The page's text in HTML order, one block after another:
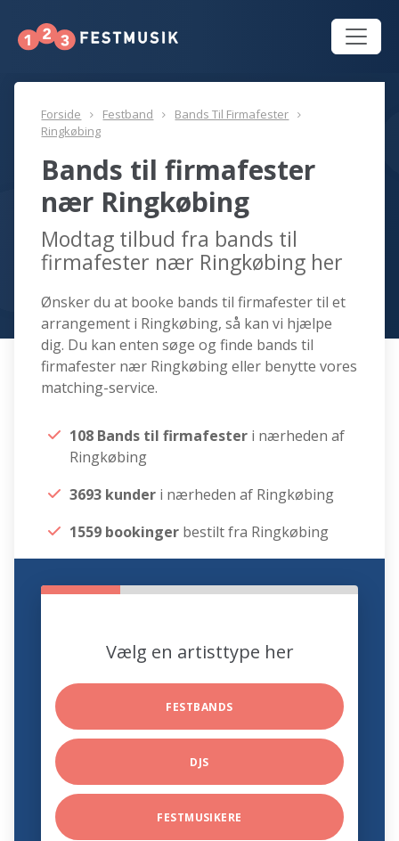
Forside Festband
Bands Til Firmafester
Ringkøbing
Bands til firmafester
nær Ringkøbing
Modtag tilbud fra bands til
firmafester nær Ringkøbing her
Ønsker du at booke bands til firmafester til et
arrangement i Ringkøbing, så kan vi hjælpe
dig. Du kan enten søge og finde bands til
firmafester nær Ringkøbing eller benytte vores
matching-service.
108 Bands til firmafester i nærheden af
Ringkøbing
3693 kunder i nærheden af Ringkøbing
1559 bookinger bestilt fra Ringkøbing
Vælg en artisttype her
FESTBANDS
DJS
FESTMUSIKERE